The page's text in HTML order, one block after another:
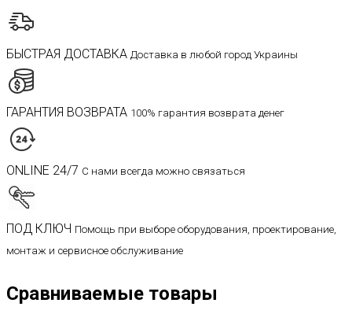
БЫСТРАЯ ДОСТАВКА Доставка в любой город Украины
ГАРАНТИЯ ВОЗВРАТА 100% гарантия возврата денег
ONLINE 24/7 С нами всегда можно связаться
ПОД КЛЮЧ Помощь при выборе оборудования, проектирование,
монтаж и сервисное обслуживание
Сравниваемые товары